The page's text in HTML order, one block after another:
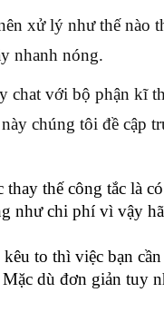
xử lý như thế nào
nhanh nóng.
chat với bộ phận kĩ
chúng tôi đề cập
thế công tắc là
như chi phí vì vậy
to thì việc bạn
dù đơn giản tuy